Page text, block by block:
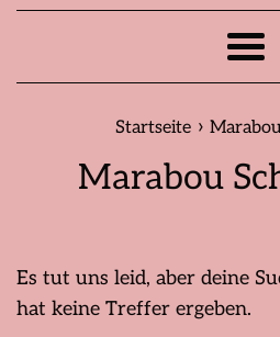
Startseite ›
Marabou
Es tut uns leid, aber deine
hat keine Treffer ergeben.